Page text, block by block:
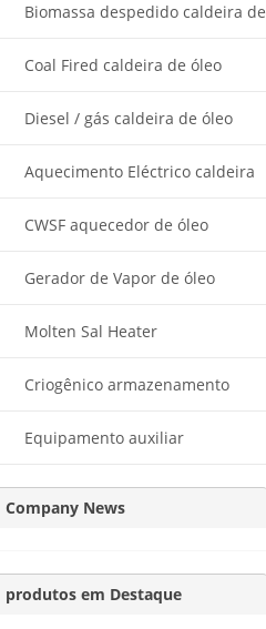
Biomassa despedido caldeira de
óleo térmico
Coal Fired caldeira de óleo
térmicoDiesel / gás caldeira de óleo
térmicoAquecimento Eléctrico caldeira
de óleo térmico
CWSF aquecedor de óleo
térmicoGerador de Vapor de óleo
térmicoMolten Sal Heater
Criogênico armazenamento
DewarEquipamento auxiliar
Company News
produtos em Destaque